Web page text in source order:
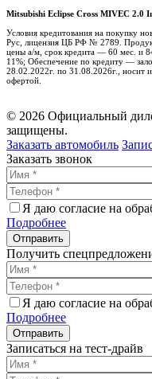
Mitsubishi Eclipse Cross MIVEC 2.0
Условия кредитования на покупку
Рус, лицензия ЦБ РФ № 2789.
цены а/м, срок кредита — 60 мес. и
11%; Обеспечение по кредиту —
28.02.2022г. по 31.08.2026г., носит
офертой.
© 2026 Официальный
защищены.
Заказать автомобиль
Заказать звонок
Я даю согласие на
Подробнее
Получить
Я даю согласие на
Подробнее
Записаться на тест-драйв